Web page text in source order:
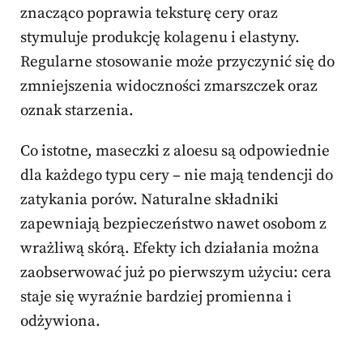
znacząco poprawia teksturę cery oraz
stymuluje produkcję kolagenu i elastyny.
Regularne stosowanie może przyczynić się do
zmniejszenia widoczności zmarszczek oraz
oznak starzenia.
Co istotne, maseczki z aloesu są odpowiednie
dla każdego typu cery – nie mają tendencji do
zatykania porów. Naturalne składniki
zapewniają bezpieczeństwo nawet osobom z
wrażliwą skórą. Efekty ich działania można
zaobserwować już po pierwszym użyciu: cera
staje się wyraźnie bardziej promienna i
odżywiona.